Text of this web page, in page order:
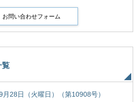
覧
28日（火曜日）（第10908号）